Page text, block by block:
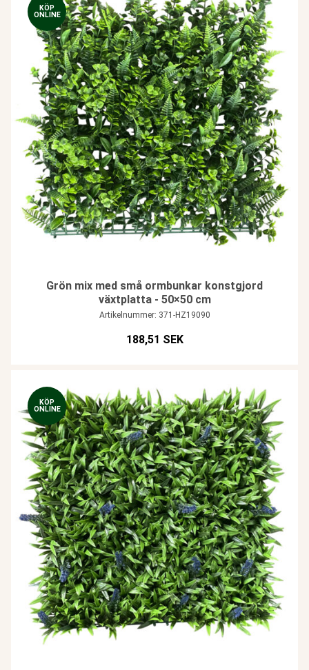
KÖP
ONLINE
Grön mix med små ormbunkar konstgjord
växtplatta - 50×50 cm
Artikelnummer: 371-HZ19090
188,51 SEK
KÖP
ONLINE